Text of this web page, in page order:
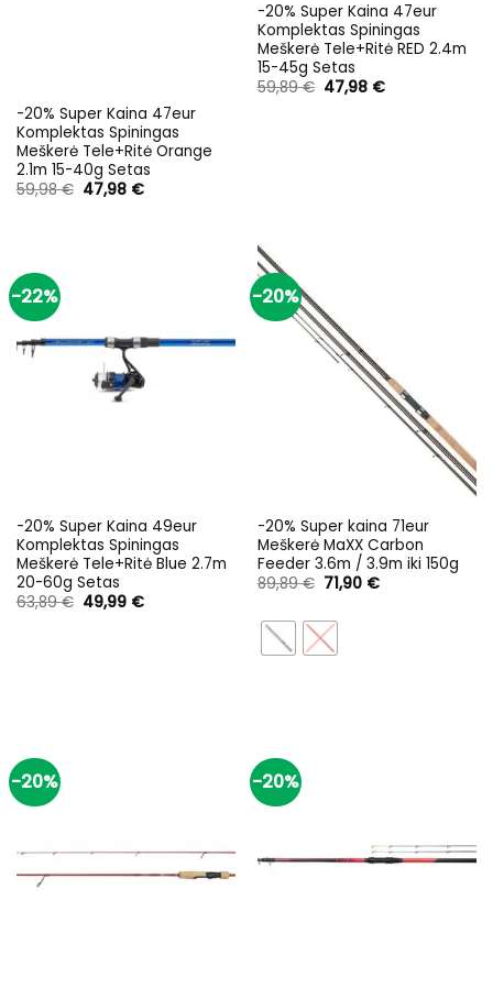
-20% Super Kaina 47eur
Komplektas Spiningas
Meškerė Tele+Ritė Orange
2.1m 15-40g Setas
59,98€ Original
price
47,98 €Current
-20% Super Kaina 47eur
Komplektas Spiningas
Meškerė Tele+Ritė RED 2.4m
15-45g Setas
59,89€ Original
price
47,98 €Current
-22%
-20% Super Kaina 49eur
Komplektas Spiningas
Meškerė Tele+Ritė Blue 2.7m
20-60g Setas
63,89€ Original
price
49,99 €Current
-20%
-20% Super kaina 71eur
Meškerė MaXX Carbon
Feeder 3.6m / 3.9m iki 150g
89,89€ Original
price
89,89 €.
71,90 €Current
-20% -20%